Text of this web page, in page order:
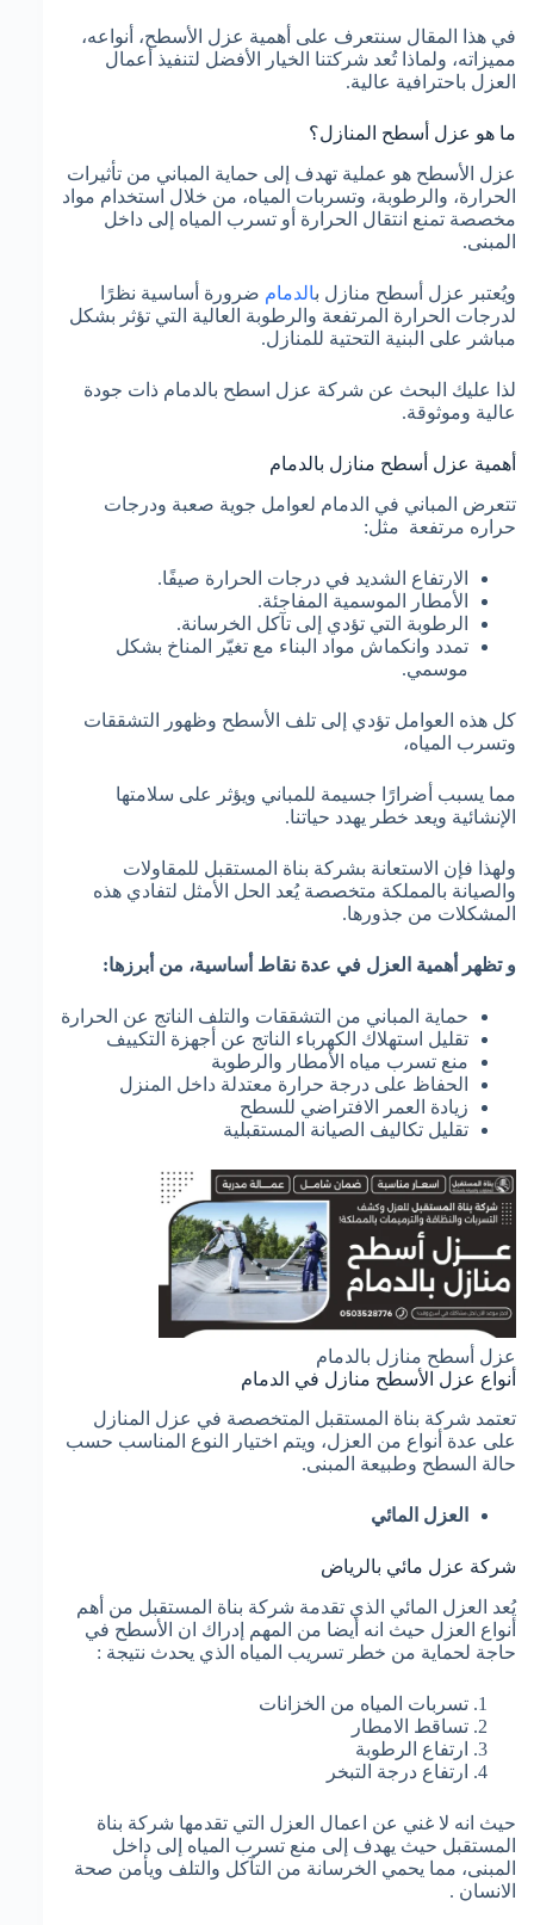
في هذا المقال سنتعرف على أهمية عزل الأسطح، أنواعه،
مميزاته، ولماذا تُعد شركتنا الخيار الأفضل لتنفيذ أعمال
العزل باحترافية عالية.
ما هو عزل أسطح المنازل؟
عزل الأسطح هو عملية تهدف إلى حماية المباني من تأثيرات
الحرارة، والرطوبة، وتسربات المياه، من خلال استخدام مواد
مخصصة تمنع انتقال الحرارة أو تسرب المياه إلى داخل
المبنى.
ويُعتبر عزل أسطح منازل بالدمام ضرورة أساسية نظرًا
لدرجات الحرارة المرتفعة والرطوبة العالية التي تؤثر بشكل
مباشر على البنية التحتية للمنازل.
لذا عليك البحث عن شركة عزل اسطح بالدمام ذات جودة
عالية وموثوقة.
أهمية عزل أسطح منازل بالدمام
تتعرض المباني في الدمام لعوامل جوية صعبة ودرجات
حراره مرتفعة مثل:
الارتفاع الشديد في درجات الحرارة صيفًا.
الأمطار الموسمية المفاجئة.
الرطوبة التي تؤدي إلى تآكل الخرسانة.
تمدد وانكماش مواد البناء مع تغيّر المناخ بشكل
موسمي.
كل هذه العوامل تؤدي إلى تلف الأسطح وظهور التشققات
وتسرب المياه،
مما يسبب أضرارًا جسيمة للمباني ويؤثر على سلامتها
الإنشائية ويعد خطر يهدد حياتنا.
ولهذا فإن الاستعانة بشركة بناة المستقبل للمقاولات
والصيانة بالمملكة متخصصة يُعد الحل الأمثل لتفادي هذه
المشكلات من جذورها.
و تظهر أهمية العزل في عدة نقاط أساسية، من أبرزها:
حماية المباني من التشققات والتلف الناتج عن الحرارة
تقليل استهلاك الكهرباء الناتج عن أجهزة التكييف
منع تسرب مياه الأمطار والرطوبة
الحفاظ على درجة حرارة معتدلة داخل المنزل
زيادة العمر الافتراضي للسطح
تقليل تكاليف الصيانة المستقبلية
عزل أسطح منازل بالدمام
أنواع عزل الأسطح منازل في الدمام
تعتمد شركة بناة المستقبل المتخصصة في عزل المنازل
على عدة أنواع من العزل، ويتم اختيار النوع المناسب حسب
حالة السطح وطبيعة المبنى.
العزل المائي
شركة عزل مائي بالرياض
يُعد العزل المائي الذي تقدمة شركة بناة المستقبل من أهم
أنواع العزل حيث انه أيضا من المهم إدراك ان الأسطح في
حاجة لحماية من خطر تسريب المياه الذي يحدث نتيجة :
تسربات المياه من الخزانات
تساقط الامطار
ارتفاع الرطوبة
ارتفاع درجة التبخر
حيث انه لا غني عن اعمال العزل التي تقدمها شركة بناة
المستقبل حيث يهدف إلى منع تسرب المياه إلى داخل
المبنى، مما يحمي الخرسانة من التآكل والتلف ويأمن صحة
الانسان .